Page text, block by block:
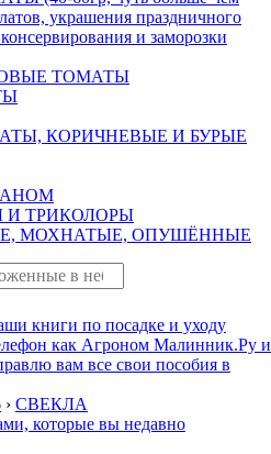
украшения праздничного
и заморозки
ТОМАТЫ
КОРИЧНЕВЫЕ И БУРЫЕ
И ТРИКОЛОРЫ
МОХНАТЫЕ, ОПУШЁННЫЕ
книги по посадке и уходу
как Агроном Малинник.Ру и
вам все свои пособия в
› СВЕКЛА
которые вы недавно